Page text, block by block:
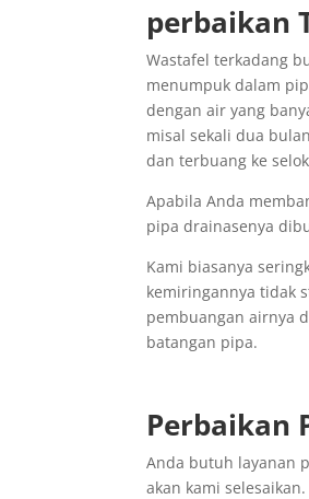
perbaikan
Wastafel terkadang
menumpuk dalam
dengan air yang
misal sekali dua
dan terbuang ke
Apabila Anda
pipa drainasenya
Kami biasanya
kemiringannya tidak
pembuangan airnya
batangan pipa.
Perbaikan
Anda butuh layanan
akan kami selesaikan.